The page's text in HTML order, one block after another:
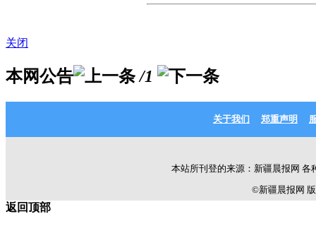
关闭
本网公告 /1
关于我们 郑重声明
本站所刊登的来源：新疆晨报网
©新疆晨报网 版
返回顶部